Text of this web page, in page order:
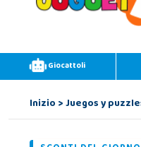
Giocattoli
Inizio>Juegos y